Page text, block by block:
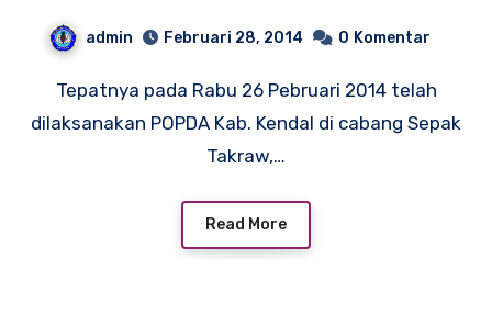
Perunggu pada POPDA Kab.
admin Februari 28, 2014 0 Komentar
Tepatnya pada Rabu 26 Pebruari 2014 telah
dilaksanakan POPDA Kab. Kendal di cabang Sepak
Takraw,…
Read More